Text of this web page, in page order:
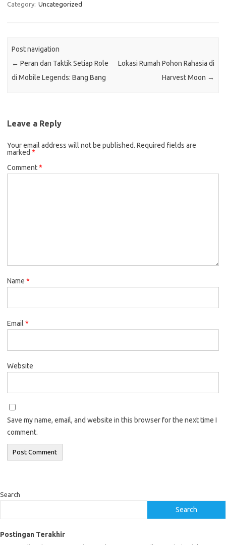
Category: Uncategorized
Post navigation
← Peran dan Taktik Setiap Role
di Mobile Legends: Bang Bang
Lokasi Rumah Pohon Rahasia di
Harvest Moon →
Leave a Reply
Your email address will not be published. Required fields are
marked *
Comment*
Name *
Email *
Website
Save my name, email, and website in this browser for the next time I
comment.
Search
Search
Postingan Terakhir